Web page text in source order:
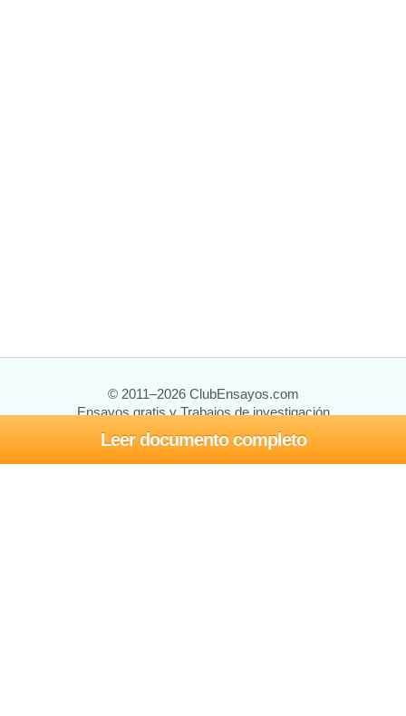
Leer documento completo
© 2011–2026 ClubEnsayos.com
Ensayos gratis y Trabajos de investigación